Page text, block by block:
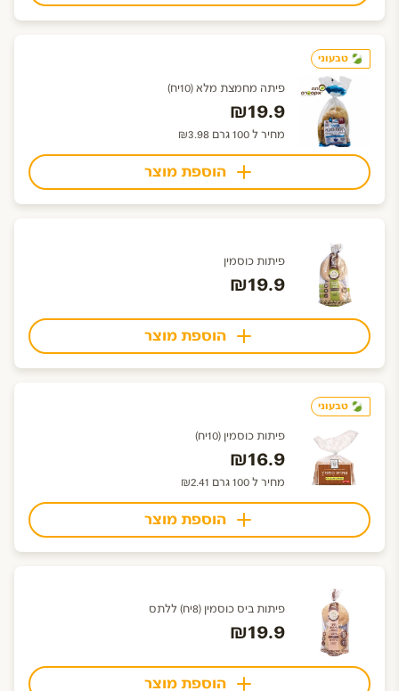
טבעוני
פיתה מחמצת מלא (10יח)
₪19.9
מחיר ל 100 גרם ₪3.98
הוספת מוצר
פיתות כוסמין
₪19.9
הוספת מוצר
טבעוני
פיתות כוסמין (10יח)
₪16.9
מחיר ל 100 גרם ₪2.41
הוספת מוצר
פיתות ביס כוסמין (8יח) ללתס
₪19.9
הוספת מוצר